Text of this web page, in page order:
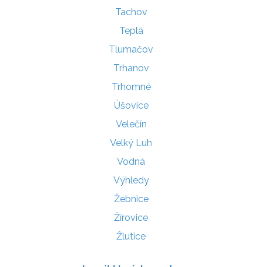
Tachov
Teplá
Tlumačov
Trhanov
Trhomné
Úšovice
Velečín
Velký Luh
Vodná
Výhledy
Žebnice
Žírovice
Žlutice